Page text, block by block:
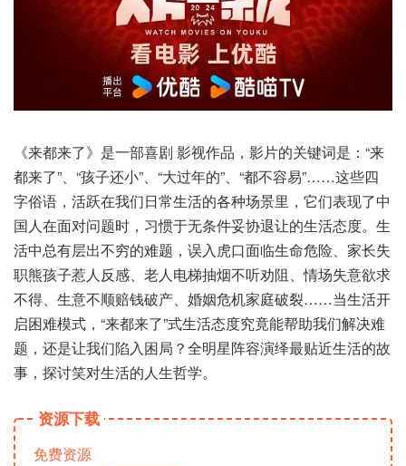
《来都来了》是一部喜剧 影视作品，影片的关键词是：“来
都来了”、“孩子还小”、“大过年的”、“都不容易”……这些四
字俗语，活跃在我们日常生活的各种场景里，它们表现了中
国人在面对问题时，习惯于无条件妥协退让的生活态度。生
活中总有层出不穷的难题，误入虎口面临生命危险、家长失
职熊孩子惹人反感、老人电梯抽烟不听劝阻、情场失意欲求
不得、生意不顺赔钱破产、婚姻危机家庭破裂……当生活开
启困难模式，“来都来了”式生活态度究竟能帮助我们解决难
题，还是让我们陷入困局？全明星阵容演绎最贴近生活的故
事，探讨笑对生活的人生哲学。
资源下载
免费资源